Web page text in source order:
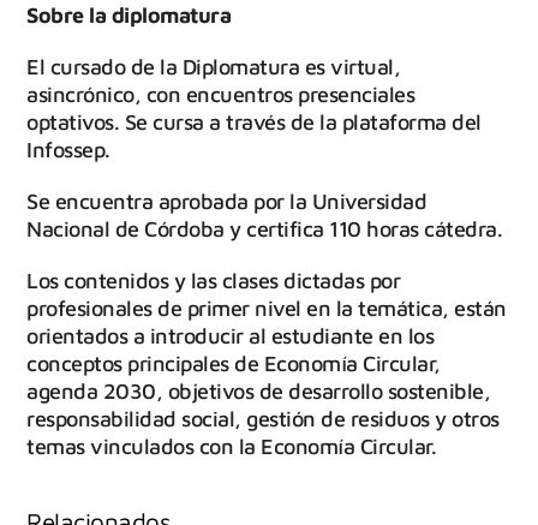
Sobre la diplomatura
El cursado de la Diplomatura es virtual,
asincrónico, con encuentros presenciales
optativos. Se cursa a través de la plataforma del
Infossep.
Se encuentra aprobada por la Universidad
Nacional de Córdoba y certifica 110 horas cátedra.
Los contenidos y las clases dictadas por
profesionales de primer nivel en la temática, están
orientados a introducir al estudiante en los
conceptos principales de Economía Circular,
agenda 2030, objetivos de desarrollo sostenible,
responsabilidad social, gestión de residuos y otros
temas vinculados con la Economía Circular.